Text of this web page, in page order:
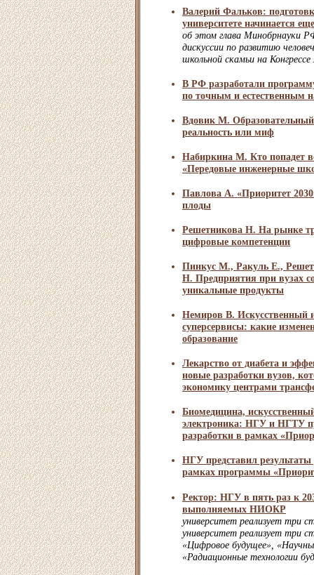
Валерий Фальков:
университете начинается
об этом глава Минобрнауки
дискуссии по развитию
школьной скамьи на
В РФ разработали
по точным и естественным
Вдовик М. Образовательный
реальность или миф
Набиркина М. Кто попадет
«Передовые инженерные
Павлова А. «Приоритет
плоды
Решетникова Н. На рынке
цифровые компетенции
Пинкус М., Ракуль Е.,
Н. Предприятия при вузах
уникальные продукты
Немиров В. Искусственный
суперсервисы: какие
образование
Лекарство от диабета и
новые разработки вузов,
экономику центрами
Биомедицина,
электроника: НГУ и НГТУ
разработки в рамках
НГУ представил результаты
рамках программы
Ректор: НГУ в пять раз к
выполняемых НИОКР
университет реализует три
университет реализует три
«Цифровое будущее»,
«Радиационные технологии